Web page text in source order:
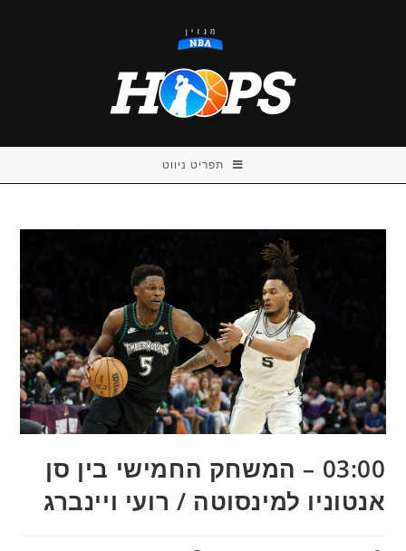
תפריט ניווט
03:00 – המשחק החמישי בין סן
אנטוניו למינסוטה / רועי ויינברג